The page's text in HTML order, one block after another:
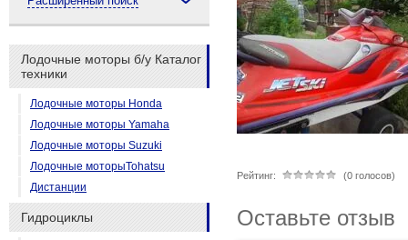
Лодочные моторы б/у Каталог
техники
Лодочные моторы Honda
Лодочные моторы Yamaha
Лодочные моторы Suzuki
Лодочные моторыTohatsu
Дистанции
Гидроциклы
Рейтинг: (0 голосов)
Оставьте отзыв